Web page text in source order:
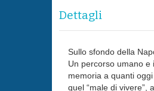
Dettagli
Sullo sfondo della
Un percorso umano
memoria a quanti
quel “male di vivere”,